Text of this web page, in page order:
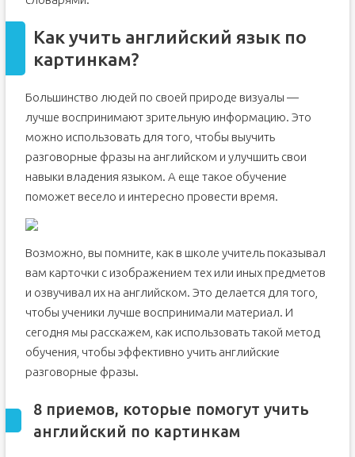
Как учить английский язык по
картинкам?
Большинство людей по своей природе визуалы —
лучше воспринимают зрительную информацию. Это
можно использовать для того, чтобы выучить
разговорные фразы на английском и улучшить свои
навыки владения языком. А еще такое обучение
поможет весело и интересно провести время.
Возможно, вы помните, как в школе учитель показывал
вам карточки с изображением тех или иных предметов
и озвучивал их на английском. Это делается для того,
чтобы ученики лучше воспринимали материал. И
сегодня мы расскажем, как использовать такой метод
обучения, чтобы эффективно учить английские
разговорные фразы.
8 приемов, которые помогут учить
английский по картинкам